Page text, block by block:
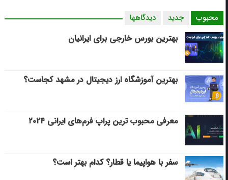
محبوب جدید دیدگاهها
بهترین بورس خارجی برای ایرانیان
بهترین آموزشگاه ارز دیجیتال در مشهد کجاست؟
معرفی محبوب ترین پراپ فرم‌های ایرانی ۲۰۲۴
سفر با هواپیما یا قطار؟ کدام بهتر است؟